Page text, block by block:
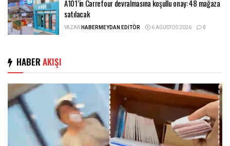
A101’in Carrefour devralmasına koşullu onay: 48 mağaza
satılacak
YAZARHABERMEYDAN EDITÖR 6 AĞUSTOS 2026 0
HABER AKIŞI